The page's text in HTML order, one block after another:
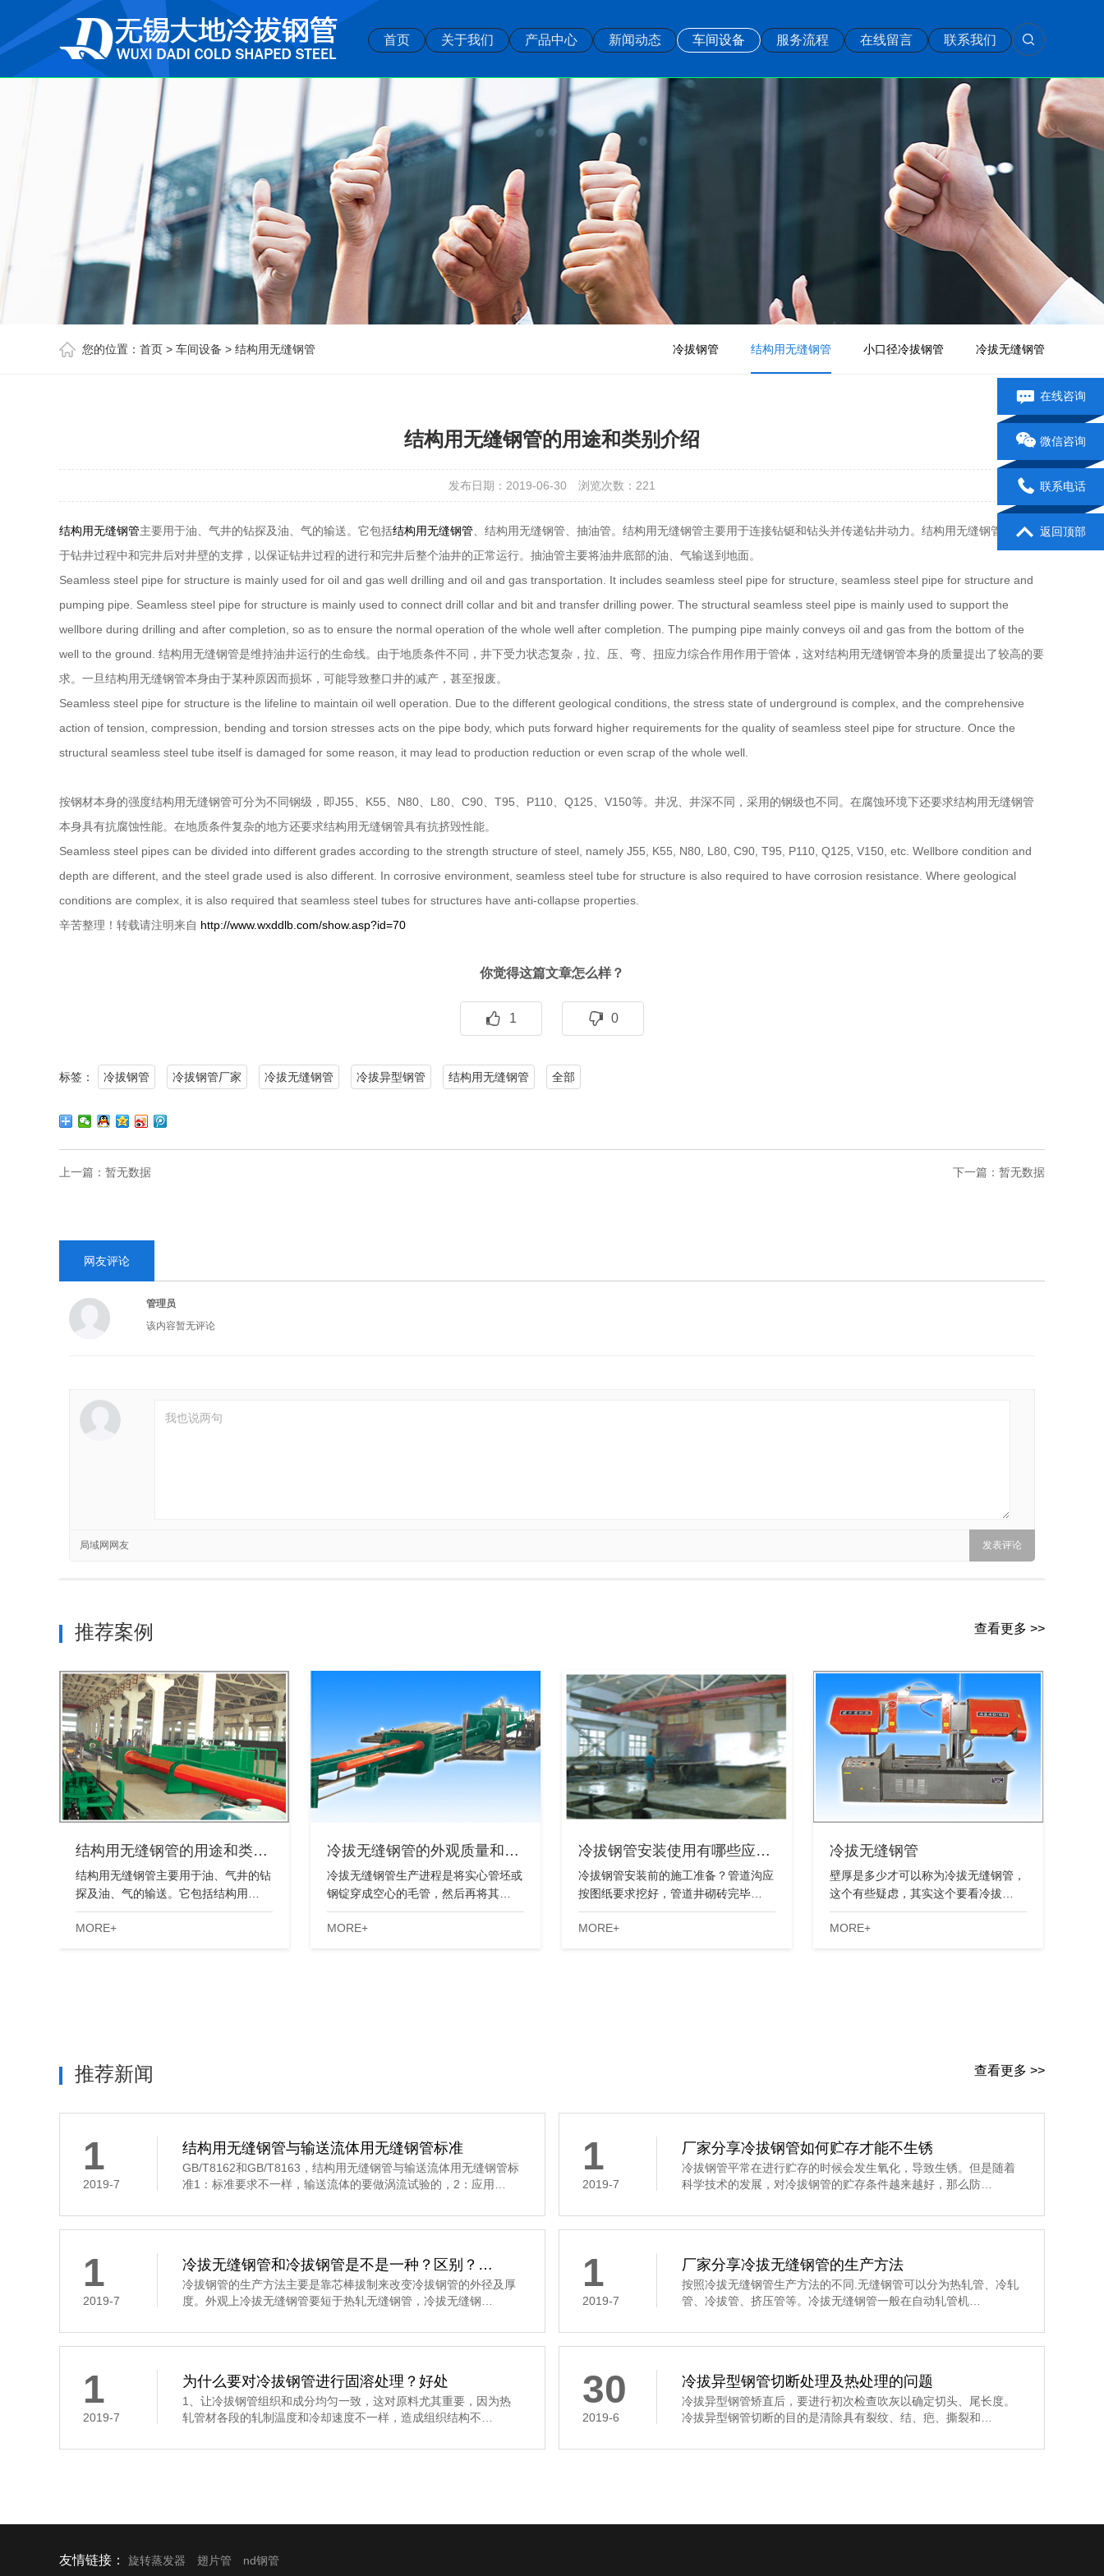
首页 关于我们 产品中心 新闻动态 车间设备 服务流程 在线留言 联系我们
您的位置： 首页 > 车间设备 > 结构用无缝钢管 冷拔钢管 结构用无缝钢管 小口径冷拔钢管 冷拔无缝钢管
结构用无缝钢管的用途和类别介绍
发布日期：2019-06-30 浏览次数： 221
结构用无缝钢管主要用于油、气井的钻探及油、气的输送。它包括结构用无缝钢管 、结构用无缝钢管、抽油管。结构用无缝钢管主要用于连接钻铤和钻头并传递钻井动力。结构用无缝钢管主要用
于钻井过程中和完井后对井壁的支撑，以保证钻井过程的进行和完井后整个油井的正常运行。抽油管主要将油井底部的油、气输送到地面。
Seamless steel pipe for structure is mainly used for oil and gas well drilling and oil and gas transportation. It includes seamless steel pipe for structure, seamless steel pipe for structure and
pumping pipe. Seamless steel pipe for structure is mainly used to connect drill collar and bit and transfer drilling power. The structural seamless steel pipe is mainly used to support the
wellbore during drilling and after completion, so as to ensure the normal operation of the whole well after completion. The pumping pipe mainly conveys oil and gas from the bottom of the
well to the ground. 结构用无缝钢管是维持油井运行的生命线。由于地质条件不同，井下受力状态复杂，拉、压、弯、扭应力综合作用作用于管体，这对结构用无缝钢管本身的质量提出了较高的要
求。一旦结构用无缝钢管本身由于某种原因而损坏，可能导致整口井的减产，甚至报废。
Seamless steel pipe for structure is the lifeline to maintain oil well operation. Due to the different geological conditions, the stress state of underground is complex, and the comprehensive
action of tension, compression, bending and torsion stresses acts on the pipe body, which puts forward higher requirements for the quality of seamless steel pipe for structure. Once the
structural seamless steel tube itself is damaged for some reason, it may lead to production reduction or even scrap of the whole well.
按钢材本身的强度结构用无缝钢管可分为不同钢级，即J55、K55、N80、L80、C90、T95、P110、Q125、V150等。井况、井深不同，采用的钢级也不同。在腐蚀环境下还要求结构用无缝钢管
本身具有抗腐蚀性能。在地质条件复杂的地方还要求结构用无缝钢管具有抗挤毁性能。
Seamless steel pipes can be divided into different grades according to the strength structure of steel, namely J55, K55, N80, L80, C90, T95, P110, Q125, V150, etc. Wellbore condition and
depth are different, and the steel grade used is also different. In corrosive environment, seamless steel tube for structure is also required to have corrosion resistance. Where geological
conditions are complex, it is also required that seamless steel tubes for structures have anti-collapse properties.
辛苦整理！转载请注明来自 http://www.wxddlb.com/show.asp?id=70
你觉得这篇文章怎么样？
1 0
标签： 冷拔钢管 冷拔钢管厂家 冷拔无缝钢管 冷拔异型钢管 结构用无缝钢管 全部
上一篇： 暂无数据 下一篇： 暂无数据
网友评论
管理员
该内容暂无评论
局域网网友
查看更多 >>
推荐案例
结构用无缝钢管的用途和类…
结构用无缝钢管主要用于油、气井的钻
探及油、气的输送。它包括结构用…
MORE+
冷拔无缝钢管的外观质量和…
冷拔无缝钢管生产进程是将实心管坯或
钢锭穿成空心的毛管，然后再将其…
MORE+
冷拔钢管安装使用有哪些应…
冷拔钢管安装前的施工准备？管道沟应
按图纸要求挖好，管道井砌砖完毕…
MORE+
冷拔无缝钢管
壁厚是多少才可以称为冷拔无缝钢管，
这个有些疑虑，其实这个要看冷拔…
MORE+
查看更多 >>
推荐新闻
1
2019-7
结构用无缝钢管与输送流体用无缝钢管标准
GB/T8162和GB/T8163，结构用无缝钢管与输送流体用无缝钢管标
准1：标准要求不一样，输送流体的要做涡流试验的，2：应用…
1
2019-7
厂家分享冷拔钢管如何贮存才能不生锈
冷拔钢管平常在进行贮存的时候会发生氧化，导致生锈。但是随着
科学技术的发展，对冷拔钢管的贮存条件越来越好，那么防…
1
2019-7
冷拔无缝钢管和冷拔钢管是不是一种？区别？…
冷拔钢管的生产方法主要是靠芯棒拔制来改变冷拔钢管的外径及厚
度。外观上冷拔无缝钢管要短于热轧无缝钢管，冷拔无缝钢…
1
2019-7
厂家分享冷拔无缝钢管的生产方法
按照冷拔无缝钢管生产方法的不同.无缝钢管可以分为热轧管、冷轧
管、冷拔管、挤压管等。冷拔无缝钢管一般在自动轧管机…
1
2019-7
为什么要对冷拔钢管进行固溶处理？好处
1、让冷拔钢管组织和成分均匀一致，这对原料尤其重要，因为热
轧管材各段的轧制温度和冷却速度不一样，造成组织结构不…
30
2019-6
冷拔异型钢管切断处理及热处理的问题
冷拔异型钢管矫直后，要进行初次检查吹灰以确定切头、尾长度。
冷拔异型钢管切断的目的是清除具有裂纹、结、疤、撕裂和…
友情链接： 旋转蒸发器 翅片管 nd钢管
在线咨询
微信咨询
联系电话
返回顶部